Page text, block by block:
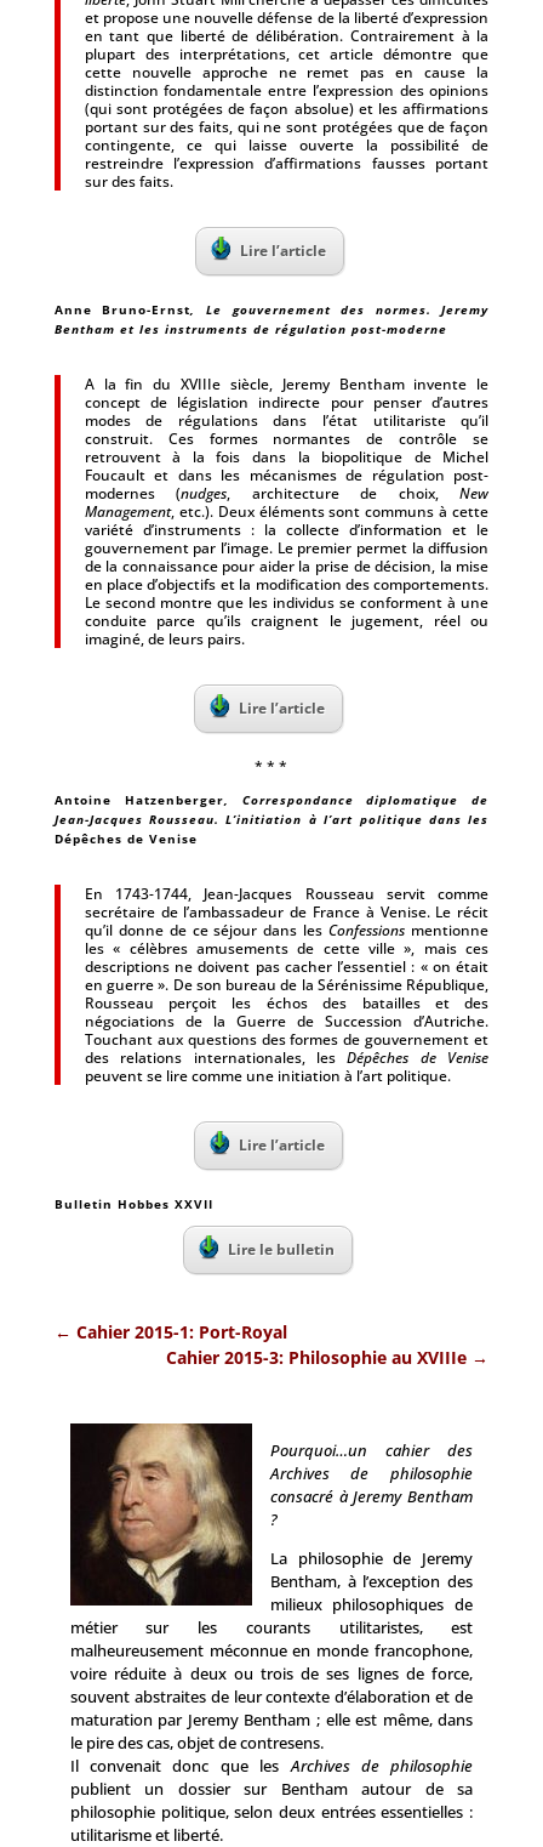
et propose une nouvelle défense de la liberté d’expression
en tant que liberté de délibération. Contrairement à la
plupart des interprétations, cet article démontre que
cette nouvelle approche ne remet pas en cause la
distinction fondamentale entre l’expression des opinions
(qui sont protégées de façon absolue) et les affirmations
portant sur des faits, qui ne sont protégées que de façon
contingente, ce qui laisse ouverte la possibilité de
restreindre l’expression d’affirmations fausses portant
sur des faits.
Lire l’article
Anne Bruno-Ernst, Le gouvernement des normes. Jeremy
Bentham et les instruments de régulation post-moderne
A la fin du XVIIIe siècle, Jeremy Bentham invente le
concept de législation indirecte pour penser d’autres
modes de régulations dans l’état utilitariste qu’il
construit. Ces formes normantes de contrôle se
retrouvent à la fois dans la biopolitique de Michel
Foucault et dans les mécanismes de régulation post-
modernes (nudges, architecture de choix,New
Management, etc.). Deux éléments sont communs à cette
variété d’instruments : la collecte d’information et le
gouvernement par l’image. Le premier permet la diffusion
de la connaissance pour aider la prise de décision, la mise
en place d’objectifs et la modification des comportements.
Le second montre que les individus se conforment à une
conduite parce qu’ils craignent le jugement, réel ou
imaginé, de leurs pairs.
Lire l’article
* * *
Antoine Hatzenberger, Correspondance diplomatique de
Jean-Jacques Rousseau. L’initiation à l’art politique dans les
Dépêches de Venise
En 1743-1744, Jean-Jacques Rousseau servit comme
secrétaire de l’ambassadeur de France à Venise. Le récit
qu’il donne de ce séjour dans lesConfessions mentionne
les « célèbres amusements de cette ville », mais ces
descriptions ne doivent pas cacher l’essentiel : « on était
en guerre ». De son bureau de la Sérénissime République,
Rousseau perçoit les échos des batailles et des
négociations de la Guerre de Succession d’Autriche.
Touchant aux questions des formes de gouvernement et
des relations internationales, lesDépêches de Venise
peuvent se lire comme une initiation à l’art politique.
Lire l’article
Bulletin Hobbes XXVII
Lire le bulletin
← Cahier 2015-1: Port-Royal
Cahier 2015-3: Philosophie au XVIIIe →
Pourquoi…un cahier des
Archives de philosophie
consacré à Jeremy Bentham
?
La philosophie de Jeremy
Bentham, à l’exception des
milieux philosophiques de
métier sur les courants utilitaristes, est
malheureusement méconnue en monde francophone,
voire réduite à deux ou trois de ses lignes de force,
souvent abstraites de leur contexte d’élaboration et de
maturation par Jeremy Bentham ; elle est même, dans
le pire des cas, objet de contresens.
Il convenait donc que lesArchives de philosophie
publient un dossier sur Bentham autour de sa
philosophie politique, selon deux entrées essentielles :
utilitarisme et liberté.